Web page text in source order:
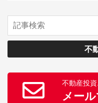
不
不動産投
メー